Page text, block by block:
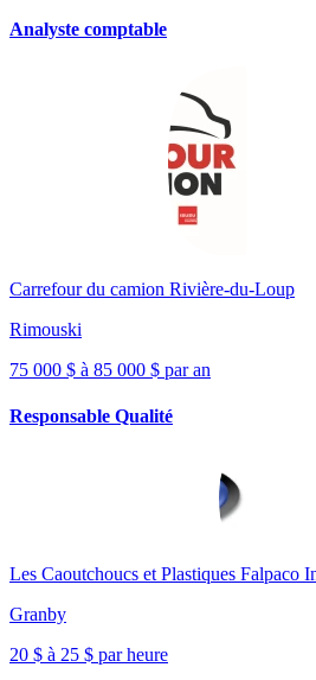
Analyste comptable
Carrefour du camion Rivière-du-Loup
Rimouski
75 000 $ à 85 000 $ par an
Responsable Qualité
Les Caoutchoucs et Plastiques Falpaco
Granby
20 $ à 25 $ par heure